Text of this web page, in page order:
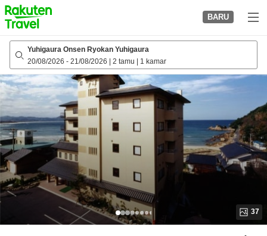
to
top
page
BARU
Yuhigaura Onsen Ryokan Yuhigaura
20/08/2026 - 21/08/2026 2 tamu 1 kamar
37